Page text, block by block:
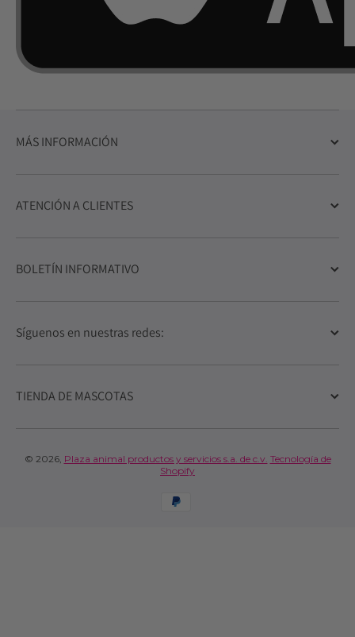
MÁS INFORMACIÓN
ATENCIÓN A CLIENTES
BOLETÍN INFORMATIVO
Síguenos en nuestras redes:
TIENDA DE MASCOTAS
© 2026, Plaza animal productos y servicios s.a. de c.v. Tecnología de
Shopify